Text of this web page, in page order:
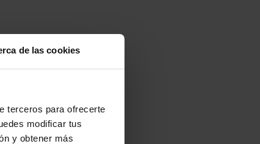
de las cookies
terceros para ofrecerte
modificar tus
y obtener más